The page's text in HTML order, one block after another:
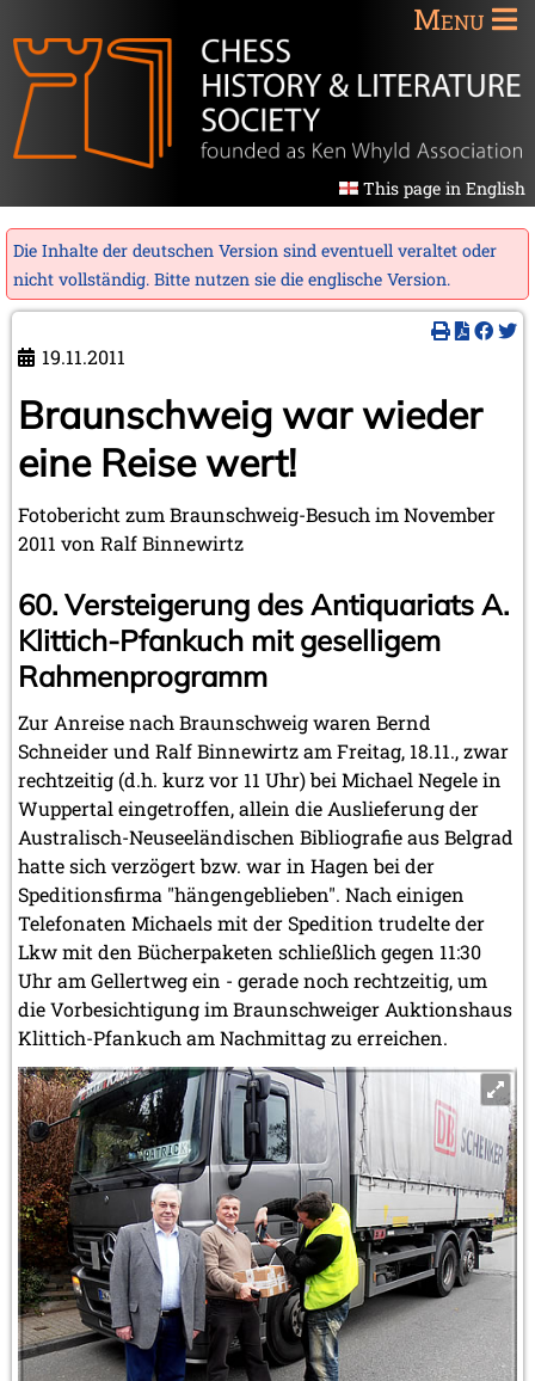
Menu
This page in English
Die Inhalte der deutschen Version sind eventuell veraltet oder
nicht vollständig. Bitte nutzen sie die englische Version.
19.11.2011
Braunschweig war wieder
eine Reise wert!
Fotobericht zum Braunschweig-Besuch im November
2011 von Ralf Binnewirtz
60. Versteigerung des Antiquariats A.
Klittich-Pfankuch mit geselligem
Rahmenprogramm
Zur Anreise nach Braunschweig waren Bernd
Schneider und Ralf Binnewirtz am Freitag, 18.11., zwar
rechtzeitig (d.h. kurz vor 11 Uhr) bei Michael Negele in
Wuppertal eingetroffen, allein die Auslieferung der
Australisch-Neuseeländischen Bibliografie aus Belgrad
hatte sich verzögert bzw. war in Hagen bei der
Speditionsfirma "hängengeblieben". Nach einigen
Telefonaten Michaels mit der Spedition trudelte der
Lkw mit den Bücherpaketen schließlich gegen 11:30
Uhr am Gellertweg ein - gerade noch rechtzeitig, um
die Vorbesichtigung im Braunschweiger Auktionshaus
Klittich-Pfankuch am Nachmittag zu erreichen.